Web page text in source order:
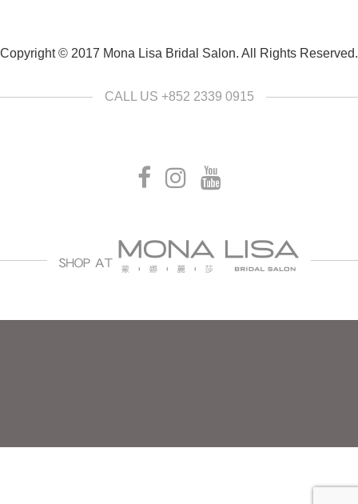
Copyright © 2017 Mona Lisa Bridal Salon. All Rights Reserved.
CALL US +852 2339 0915